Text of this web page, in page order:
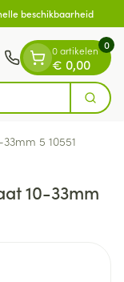
beschikbaarheid
Zoek
0 artikelen
€ 0,00
0
5 10551
10-33mm